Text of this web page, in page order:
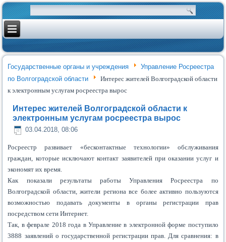
Государственные органы и учреждения
Управление Росреестра
по Волгоградской области
Интерес жителей Волгоградской области
к электронным услугам росреестра вырос
Интерес жителей Волгоградской области к
электронным услугам росреестра вырос
03.04.2018, 08:06
Росреестр развивает «бесконтактные технологии» обслуживания
граждан, которые исключают контакт заявителей при оказании услуг и
экономят их время.
Как показали результаты работы Управления Росреестра по
Волгоградской области, жители региона все более активно пользуются
возможностью подавать документы в органы регистрации прав
посредством сети Интернет.
Так, в феврале 2018 года в Управление в электронной форме поступило
3888 заявлений о государственной регистрации прав. Для сравнения: в